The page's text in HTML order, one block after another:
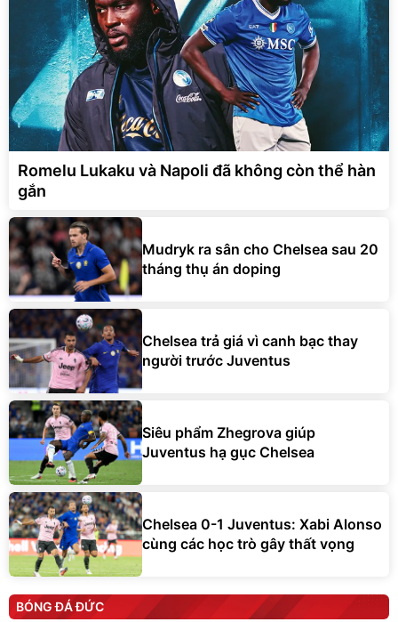
Romelu Lukaku và Napoli đã không còn thể hàn
gắn
Mudryk ra sân cho Chelsea sau 20
tháng thụ án doping
Chelsea trả giá vì canh bạc thay
người trước Juventus
Siêu phẩm Zhegrova giúp
Juventus hạ gục Chelsea
Chelsea 0-1 Juventus: Xabi Alonso
cùng các học trò gây thất vọng
BÓNG ĐÁ ĐỨC